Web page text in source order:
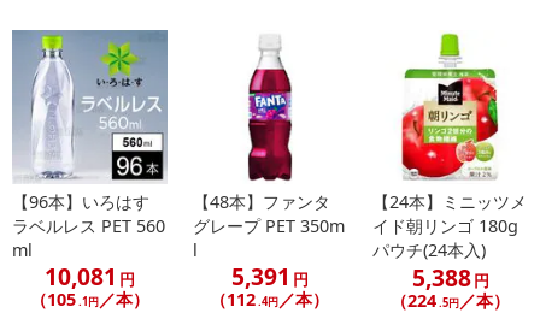
【96本】いろはす
ラベルレス PET 560
ml
10,081 円
（105.1円／本）
【48本】ファンタ
グレープ PET 350m
l
5,391 円
（112.4円／本）
【24本】ミニッツメ
イド朝リンゴ 180g
パウチ(24本入)
5,388円
（224.5円／本）